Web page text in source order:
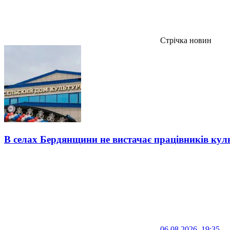
Стрічка новин
В селах Бердянщини не вистачає працівників